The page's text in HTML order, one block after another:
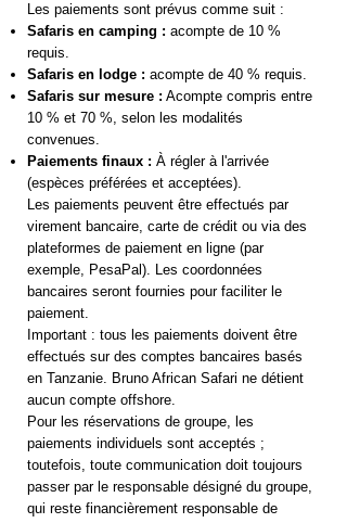
Les paiements sont prévus comme suit :
Safaris en camping : acompte de 10 %
requis.
Safaris en lodge : acompte de 40 % requis.
Safaris sur mesure : Acompte compris entre
10 % et 70 %, selon les modalités
convenues.
Paiements finaux : À régler à l'arrivée
(espèces préférées et acceptées).
Les paiements peuvent être effectués par
virement bancaire, carte de crédit ou via des
plateformes de paiement en ligne (par
exemple, PesaPal). Les coordonnées
bancaires seront fournies pour faciliter le
paiement.
Important : tous les paiements doivent être
effectués sur des comptes bancaires basés
en Tanzanie. Bruno African Safari ne détient
aucun compte offshore.
Pour les réservations de groupe, les
paiements individuels sont acceptés ;
toutefois, toute communication doit toujours
passer par le responsable désigné du groupe,
qui reste financièrement responsable de